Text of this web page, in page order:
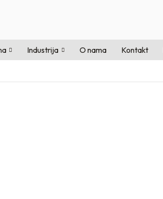
Industrija O nama Kontakt